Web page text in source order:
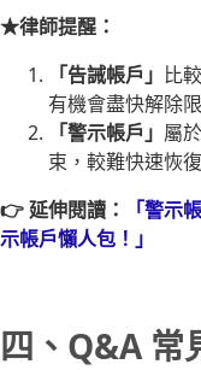
★律師提醒：
「告誡帳戶」 比
有機會盡快解除
「警示帳戶」 屬
束，較難快速恢
👉 延伸閱讀：
「警示
示帳戶懶人包！」
四、Q&A 常